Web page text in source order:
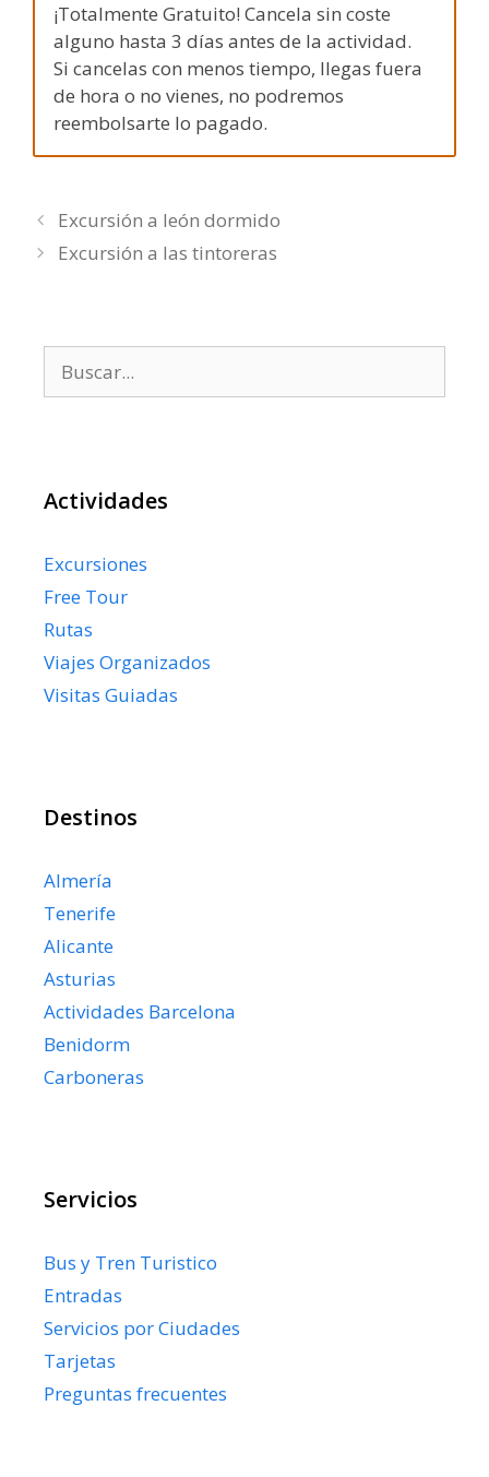
¡Totalmente Gratuito! Cancela sin coste
alguno hasta 3 días antes de la actividad.
Si cancelas con menos tiempo, llegas fuera
de hora o no vienes, no podremos
reembolsarte lo pagado.
Excursión a león dormido
Excursión a las tintoreras
Actividades
Excursiones
Free Tour
Rutas
Viajes Organizados
Visitas Guiadas
Destinos
Almería
Tenerife
Alicante
Asturias
Actividades Barcelona
Benidorm
Carboneras
Servicios
Bus y Tren Turistico
Entradas
Servicios por Ciudades
Tarjetas
Preguntas frecuentes